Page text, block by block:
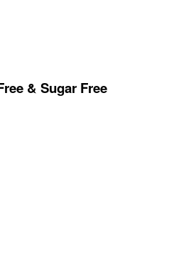
& Sugar Free